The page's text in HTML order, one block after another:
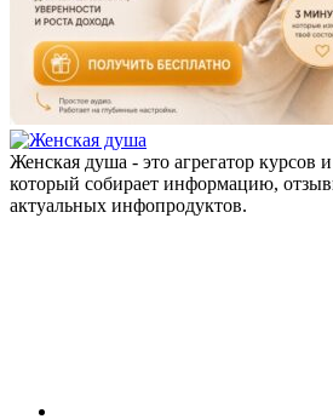
Женская душа - это агрегатор курсов
который собирает информацию,
актуальных инфопродуктов.